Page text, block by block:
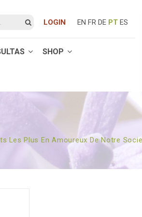
LOGIN EN FR DE PT ES
SHOP
Les Plus En Amoureux De Notre